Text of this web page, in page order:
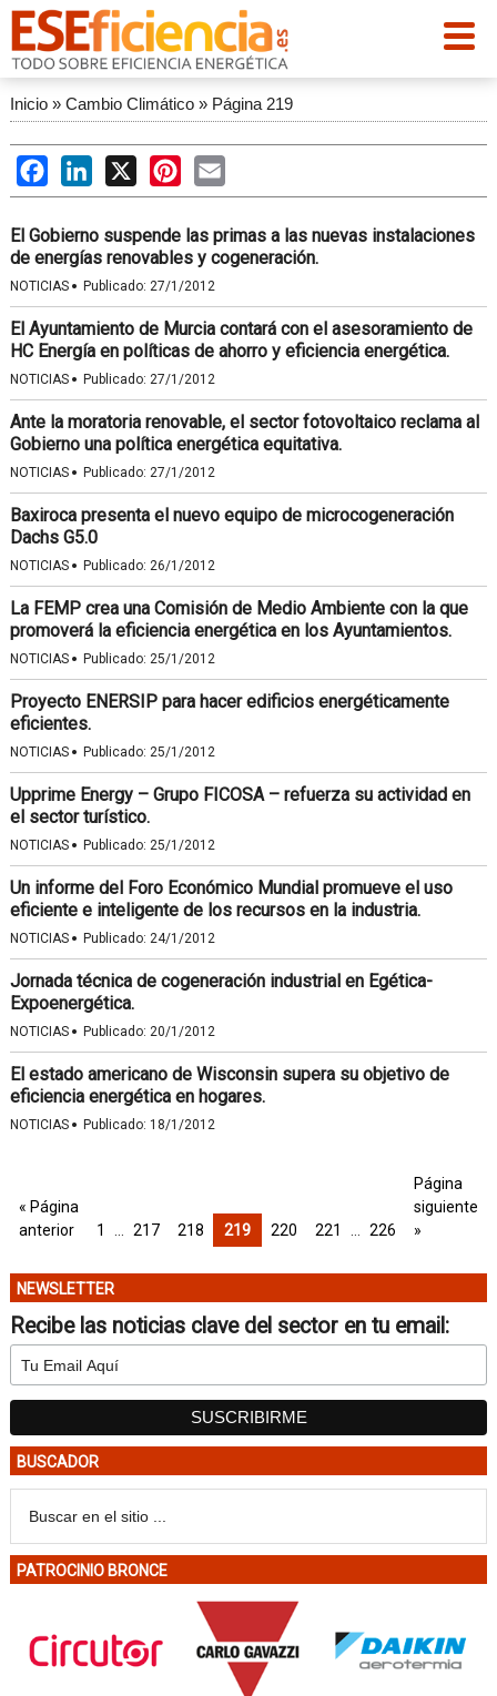
Inicio» Cambio Climático» Página 219
FacebookLinkedIn
X PinterestEmail
El Gobierno suspende las primas a las nuevas instalaciones
de energías renovables y cogeneración.
NOTICIAS · Publicado: 27/1/2012
El Ayuntamiento de Murcia contará con el asesoramiento de
HC Energía en políticas de ahorro y eficiencia energética.
NOTICIAS · Publicado: 27/1/2012
Ante la moratoria renovable, el sector fotovoltaico reclama al
Gobierno una política energética equitativa.
NOTICIAS · Publicado: 27/1/2012
Baxiroca presenta el nuevo equipo de microcogeneración
Dachs G5.0
NOTICIAS · Publicado: 26/1/2012
La FEMP crea una Comisión de Medio Ambiente con la que
promoverá la eficiencia energética en los Ayuntamientos.
NOTICIAS · Publicado: 25/1/2012
Proyecto ENERSIP para hacer edificios energéticamente
eficientes.
NOTICIAS · Publicado: 25/1/2012
Upprime Energy – Grupo FICOSA – refuerza su actividad en
el sector turístico.
NOTICIAS · Publicado: 25/1/2012
Un informe del Foro Económico Mundial promueve el uso
eficiente e inteligente de los recursos en la industria.
NOTICIAS · Publicado: 24/1/2012
Jornada técnica de cogeneración industrial en Egética-
Expoenergética.
NOTICIAS · Publicado: 20/1/2012
El estado americano de Wisconsin supera su objetivo de
eficiencia energética en hogares.
NOTICIAS · Publicado: 18/1/2012
« Página
anterior
1 217 218 219 220 221 226
Página
siguiente
»
NEWSLETTER
Recibe las noticias clave del sector en tu email:
BUSCADOR
PATROCINIO BRONCE